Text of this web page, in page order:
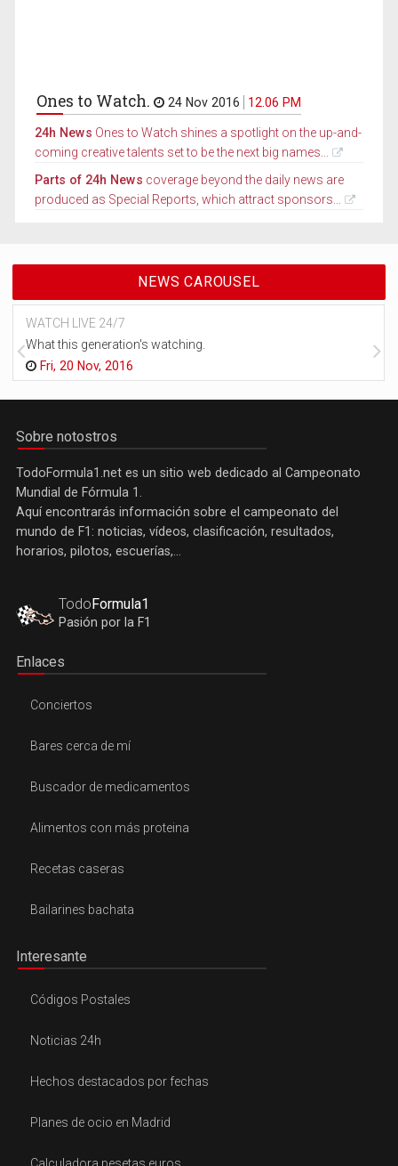
Ones to Watch. 24 Nov 2016 12.06 PM
24h News Ones to Watch shines a spotlight on the up-and-
coming creative talents set to be the next big names...
Parts of 24h News coverage beyond the daily news are
produced as Special Reports, which attract sponsors...
NEWS CAROUSEL
WATCH LIVE 24/7
What this generation's watching.
Fri, 20 Nov, 2016
Sobre notostros
TodoFormula1.net es un sitio web dedicado al Campeonato
Mundial de Fórmula 1.
Aquí encontrarás información sobre el campeonato del
mundo de F1: noticias, vídeos, clasificación, resultados,
horarios, pilotos, escuerías,...
TodoFormula1
Pasión por la F1
Enlaces
Conciertos
Bares cerca de mí
Buscador de medicamentos
Alimentos con más proteina
Recetas caseras
Bailarines bachata
Interesante
Códigos Postales
Noticias 24h
Hechos destacados por fechas
Planes de ocio en Madrid